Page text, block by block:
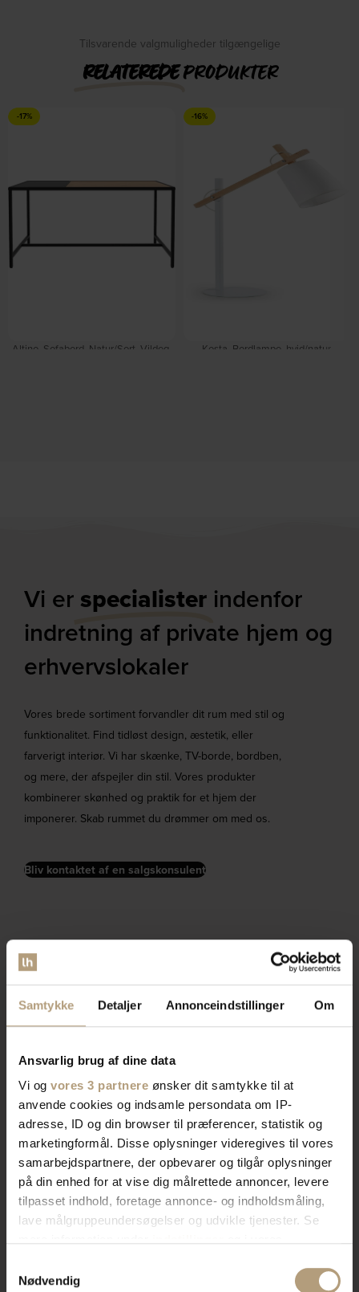
Samtykke Detaljer Annonceindstillinger Om
Ansvarlig brug af dine data
Vi og vores 3 partnere ønsker dit samtykke til at
anvende cookies og indsamle persondata om IP-
adresse, ID og din browser til præferencer, statistik og
marketingformål. Disse oplysninger videregives til vores
samarbejdspartnere, der opbevarer og tilgår oplysninger
på din enhed for at vise dig målrettede annoncer, levere
tilpasset indhold, foretage annonce- og indholdsmåling,
lave målgruppeundersøgelser og udvikle tjenester. Se
tilbage eller ændre indstillinger fra vores
Nødvendig
Tilsvarende valgmuligheder tilgængelige
RELATEREDEPRODUKTER
-17%
Altino, Sofabord, Natur/Sort, Vildeg,
-16%
Kosta, Bordlampe, hvid/natur,
Vi er specialister indenfor
indretning af private hjem og
erhvervslokaler​
Vores brede sortiment forvandler dit rum med stil og
funktionalitet. Find tidløst design, æstetik, eller
farverigt interiør. Vi har skænke, TV-borde, bordben,
og mere, der afspejler din stil. Vores produkter
kombinerer skønhed og praktik for et hjem der
imponerer. Skab rummet du drømmer om med os.
Bliv kontaktet af en salgskonsulent